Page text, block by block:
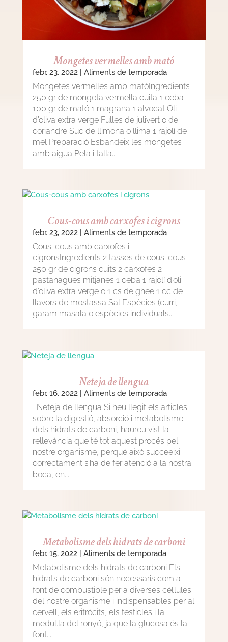
Mongetes vermelles amb mató
febr. 23, 2022| Aliments de temporada
Mongetes vermelles amb matóIngredients
250 gr de mongeta vermella cuita 1 ceba
100 gr de mató 1 magrana 1 alvocat Oli
d’oliva extra verge Fulles de julivert o de
coriandre Suc de llimona o llima 1 rajolí de
mel Preparació Esbandeix les mongetes
amb aigua Pela i talla...
Cous-cous amb carxofes i cigrons
febr. 23, 2022| Aliments de temporada
Cous-cous amb carxofes i
cigronsIngredients 2 tasses de cous-cous
250 gr de cigrons cuits 2 carxofes 2
pastanagues mitjanes 1 ceba 1 rajolí d’oli
d’oliva extra verge o 1 cs de ghee 1 cc de
llavors de mostassa Sal Espècies (curri,
garam masala o espècies individuals...
Neteja de llengua
febr. 16, 2022| Aliments de temporada
Neteja de llengua Si heu llegit els articles
sobre la digestió, absorció i metabolisme
dels hidrats de carboni, haureu vist la
rellevància que té tot aquest procés pel
nostre organisme, perquè això succeeixi
correctament s’ha de fer atenció a la nostra
boca, en...
Metabolisme dels hidrats de carboni
febr. 15, 2022| Aliments de temporada
Metabolisme dels hidrats de carboni Els
hidrats de carboni són necessaris com a
font de combustible per a diverses cèl·lules
del nostre organisme i indispensables per al
cervell, els eritròcits, els testicles i la
medul.la del ronyó, ja que la glucosa és la
font...